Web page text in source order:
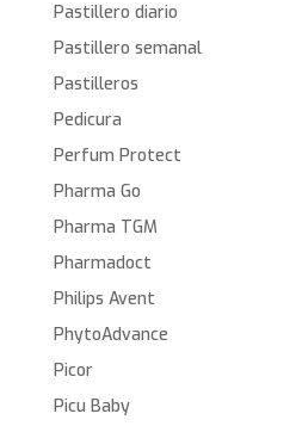
Pastillero diario
Pastillero semanal
Pastilleros
Pedicura
Perfum Protect
Pharma Go
Pharma TGM
Pharmadoct
Philips Avent
PhytoAdvance
Picor
Picu Baby